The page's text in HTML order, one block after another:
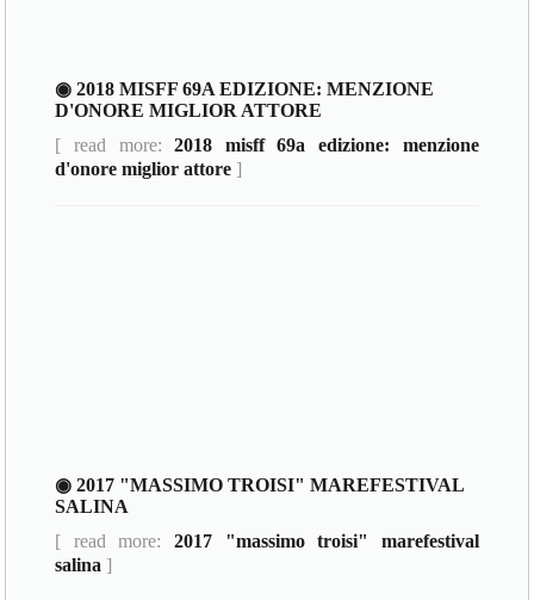
◉ 2018 MISFF 69A EDIZIONE: MENZIONE
D'ONORE MIGLIOR ATTORE
[ read more:2018 misff 69a edizione: menzione
d'onore miglior attore ]
◉ 2017 "MASSIMO TROISI" MAREFESTIVAL
SALINA
[ read more: 2017 "massimo troisi" marefestival
salina ]